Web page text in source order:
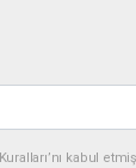
kabul